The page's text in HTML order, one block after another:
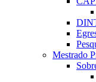
Mestrado